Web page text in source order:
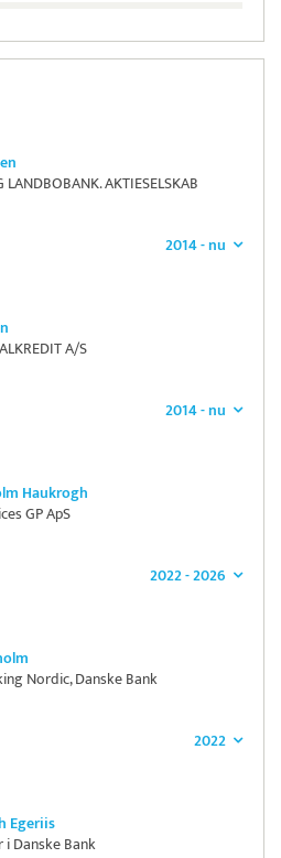
AKTIESELSKAB
2014 - nu
A/S
2014 - nu
Haukrogh
GP ApS
2022 - 2026
Nordic, Danske Bank
2022
Egeriis
Danske Bank